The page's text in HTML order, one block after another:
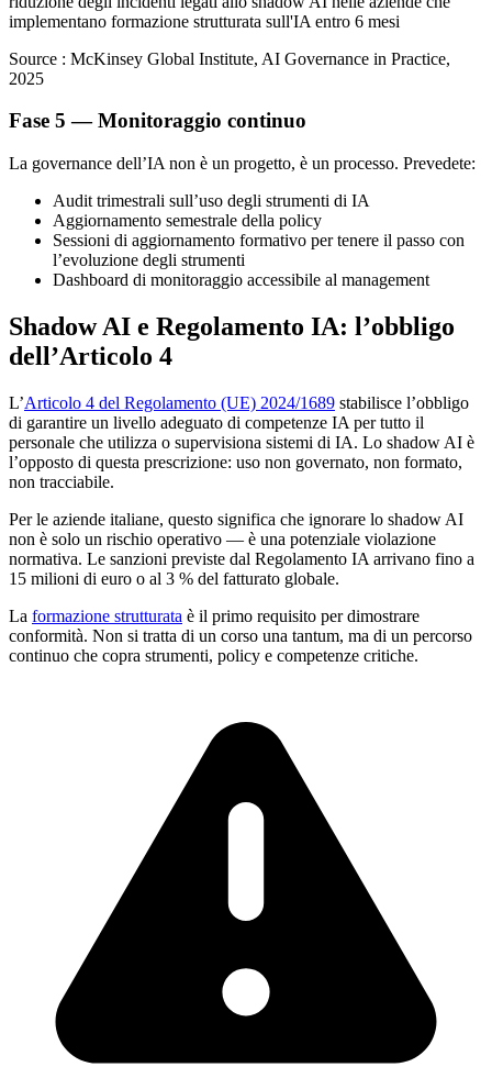
implementano formazione strutturata sull'IA entro 6 mesi
Source : McKinsey Global Institute, AI Governance in Practice,
2025
Fase 5 — Monitoraggio continuo
La governance dell’IA non è un progetto, è un processo. Prevedete:
Audit trimestrali sull’uso degli strumenti di IA
Aggiornamento semestrale della policy
Sessioni di aggiornamento formativo per tenere il passo con
l’evoluzione degli strumenti
Dashboard di monitoraggio accessibile al management
Shadow AI e Regolamento IA: l’obbligo
dell’Articolo 4
L’Articolo 4 del Regolamento (UE) 2024/1689 stabilisce l’obbligo
di garantire un livello adeguato di competenze IA per tutto il
personale che utilizza o supervisiona sistemi di IA. Lo shadow AI è
l’opposto di questa prescrizione: uso non governato, non formato,
non tracciabile.
Per le aziende italiane, questo significa che ignorare lo shadow AI
non è solo un rischio operativo — è una potenziale violazione
normativa. Le sanzioni previste dal Regolamento IA arrivano fino a
15 milioni di euro o al 3 % del fatturato globale.
La formazione strutturata è il primo requisito per dimostrare
conformità. Non si tratta di un corso una tantum, ma di un percorso
continuo che copra strumenti, policy e competenze critiche.